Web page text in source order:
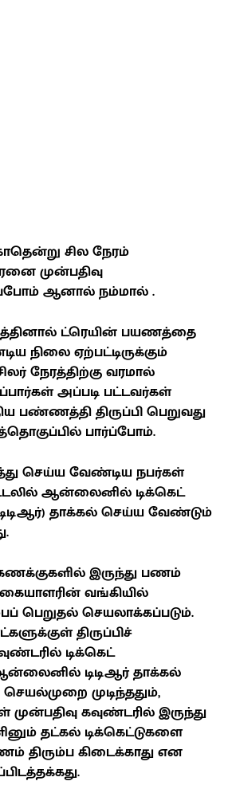
சில நேரம்
முன்பதிவு
ஆனால் நம்மால் .
ட்ரெயின் பயணத்தை
நிலை ஏற்பட்டிருக்கும்
நேரத்திற்கு வரமால்
அப்படி பட்டவர்கள்
பண்ணத்தி திருப்பி பெறுவது
பார்ப்போம்.
செய்ய வேண்டிய நபர்கள்
ஆன்லைனில் டிக்கெட்
தாக்கல் செய்ய வேண்டும்
இருந்து பணம்
வங்கியில்
பெறுதல் செயலாக்கப்படும்.
திருப்பிச்
டிக்கெட்
டிடிஆர் தாக்கல்
முடிந்ததும்,
கவுண்டரில் இருந்து
தட்கல் டிக்கெட்டுகளை
திரும்ப கிடைக்காது என